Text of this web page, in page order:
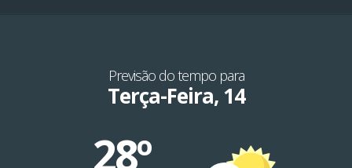
Previsão do tempo para
Terça-Feira, 14
28º